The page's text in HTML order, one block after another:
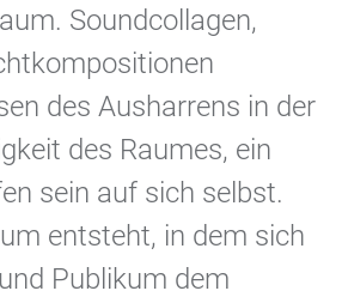
Soundcollagen,
des Ausharrens in der
des Raumes, ein
sein auf sich selbst.
entsteht, in dem sich
Publikum dem